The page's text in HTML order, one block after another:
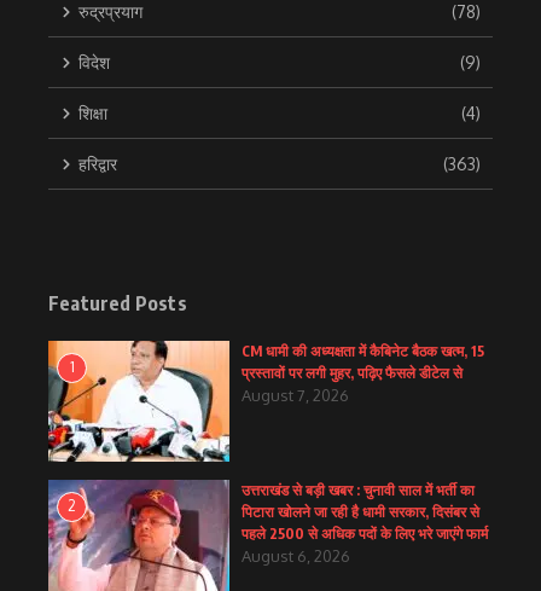
रुद्रप्रयाग (78)
विदेश (9)
शिक्षा (4)
हरिद्वार (363)
Featured Posts
1
CM धामी की अध्यक्षता में कैबिनेट बैठक खत्म, 15
प्रस्तावों पर लगी मुहर, पढ़िए फैसले डीटेल से
August 7, 2026
2
उत्तराखंड से बड़ी खबर : चुनावी साल में भर्ती का
पिटारा खोलने जा रही है धामी सरकार, दिसंबर से
पहले 2500 से अधिक पदों के लिए भरे जाएंगे फार्म
August 6, 2026